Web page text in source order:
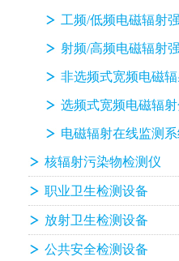
工频/低频电磁辐射
射频/高频电磁辐射
非选频式宽频电磁
选频式宽频电磁辐
电磁辐射在线监测
核辐射污染物检测仪
职业卫生检测设备
放射卫生检测设备
公共安全检测设备